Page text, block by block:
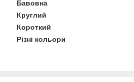
Бавовна
Круглий
Короткий
Різні кольори